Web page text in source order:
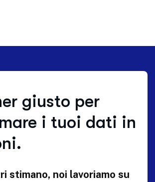
giusto per
i tuoi dati in
stimano, noi lavoriamo su